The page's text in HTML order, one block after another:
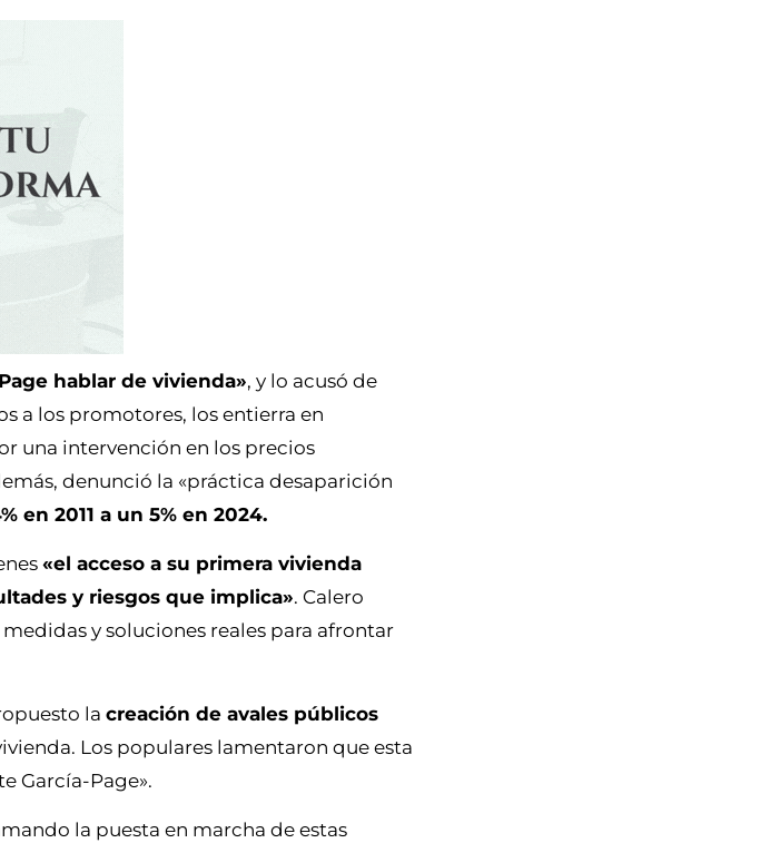
hablar de vivienda», y lo acusó de
a los promotores, los entierra en
una intervención en los precios
denunció la «práctica desaparición
en 2011 a un 5% en 2024.
«el acceso a su primera vivienda
y riesgos que implica». Calero
y soluciones reales para afrontar
la creación de avales públicos
Los populares lamentaron que esta
García-Page».
la puesta en marcha de estas